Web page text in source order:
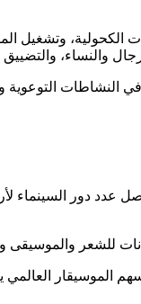
وتشغيل
الموسيقار